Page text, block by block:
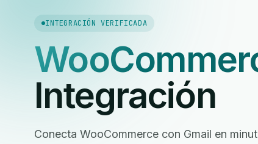
INTEGRACIÓN VERIFICADA
Integración
Conecta WooCommerce con Gmail en